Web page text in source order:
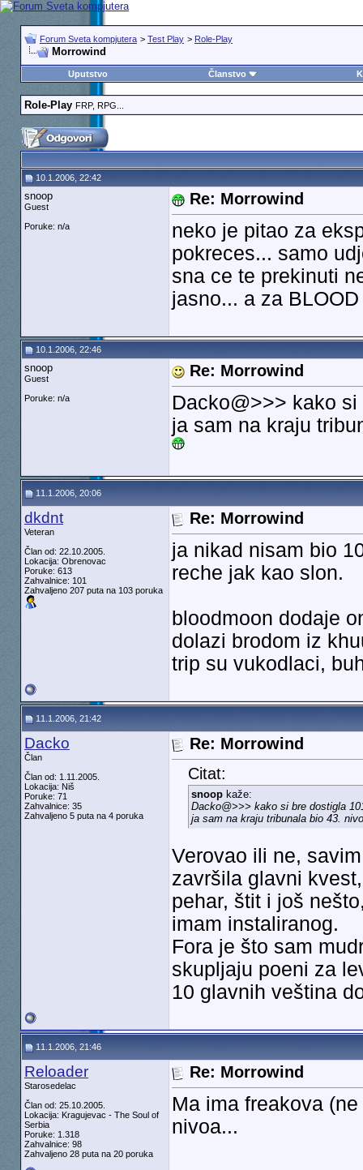
Forum Sveta kompjutera > Test Play > Role-Play
Morrowind
Uputstvo Članstvo
Role-Play FRP, RPG...
10.1.2006, 22:42
snoop
Guest
Poruke: n/a
Re: Morrowind
neko je pitao za
pokreces... samo
sna ce te prekinuti
jasno... a za
10.1.2006, 22:46
snoop
Guest
Poruke: n/a
Re: Morrowind
Dacko@>>> kako
ja sam na kraju
11.1.2006, 20:06
dkdnt
Veteran
Član od: 22.10.2005.
Lokacija: Obrenovac
Poruke: 613
Zahvalnice: 101
Zahvaljeno 207 puta na 103 poruka
Re: Morrowind
ja nikad nisam bio
reche jak kao slon.
bloodmoon dodaje
dolazi brodom iz
trip su vukodlaci,
11.1.2006, 21:42
Dacko
Član
Član od: 1.11.2005.
Lokacija: Niš
Poruke: 71
Zahvalnice: 35
Zahvaljeno 5 puta na 4 poruka
Re: Morrowind
Citat:
snoopkaže:
Dacko@>>> kako si bre dostigla
ja sam na kraju tribunala bio 43.
Verovao ili ne,
završila glavni
pehar, štit i još
imam instaliranog.
Fora je što sam
skupljaju poeni za
10 glavnih veština
11.1.2006, 21:46
Reloader
Starosedelac
Član od: 25.10.2005.
Lokacija: Kragujevac - The Soul of
Serbia
Poruke: 1.318
Zahvalnice: 98
Zahvaljeno 28 puta na 20 poruka
Re: Morrowind
Ma ima freakova
nivoa...